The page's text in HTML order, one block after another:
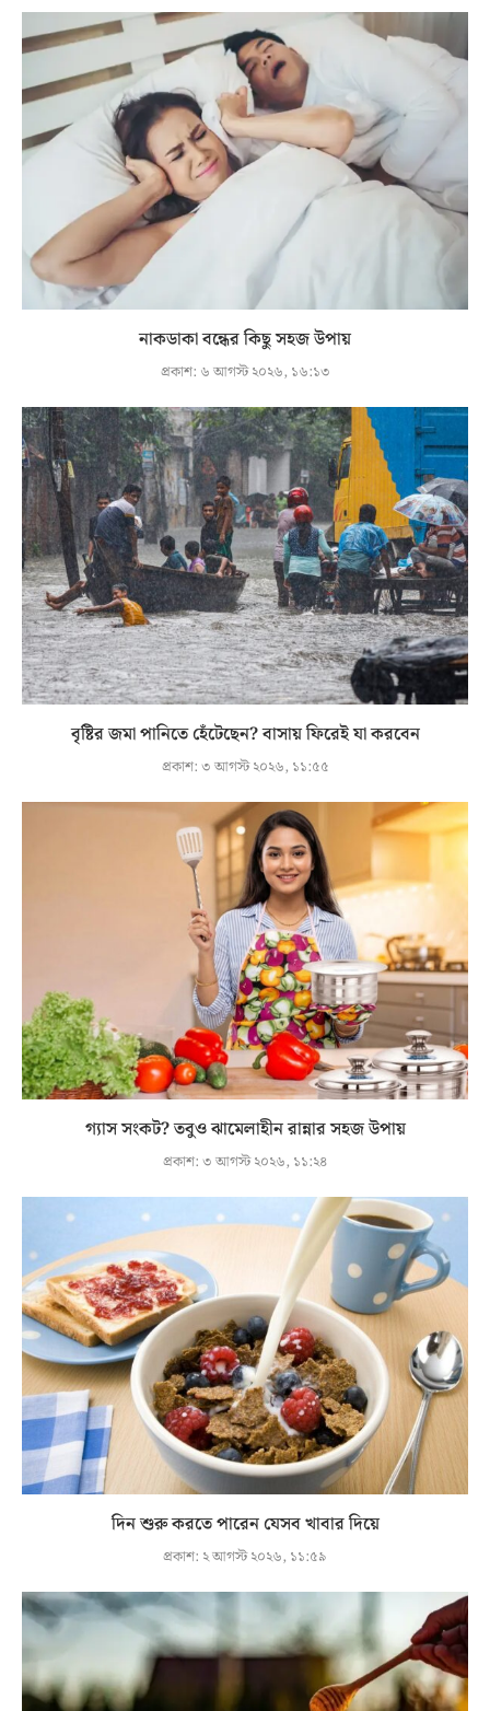
নাকডাকা বন্ধের কিছু সহজ উপায়
প্রকাশ: ৬ আগস্ট ২০২৬, ১৬:১৩
বৃষ্টির জমা পানিতে হেঁটেছেন? বাসায় ফিরেই যা করবেন
প্রকাশ:৩ আগস্ট ২০২৬, ১১:৫৫
গ্যাস সংকট? তবুও ঝামেলাহীন রান্নার সহজ উপায়
প্রকাশ:৩ আগস্ট ২০২৬, ১১:২৪
দিন শুরু করতে পারেন যেসব খাবার দিয়ে
প্রকাশ: ২ আগস্ট ২০২৬, ১১:৫৯